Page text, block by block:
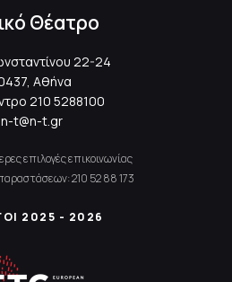
Θέατρο
22-24
Αθήνα
210 5288100
n-t@n-t.gr
επιλογές επικοινωνίας
210 52 88 173
2025 - 2026